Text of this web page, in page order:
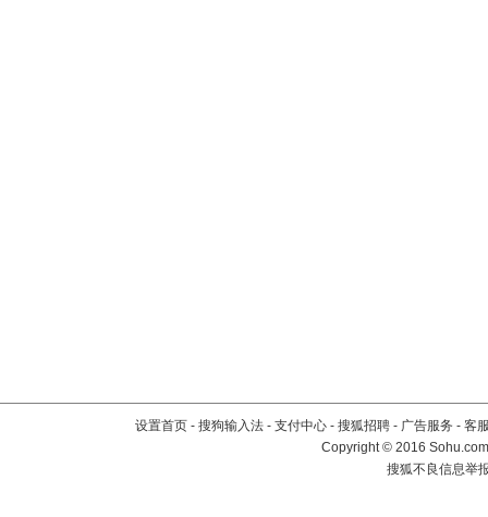
设置首页 - 搜狗输入法 - 支付中心 - 搜狐招聘 - 广告服务 - 客
Copyright©2016
搜狐不良信息举